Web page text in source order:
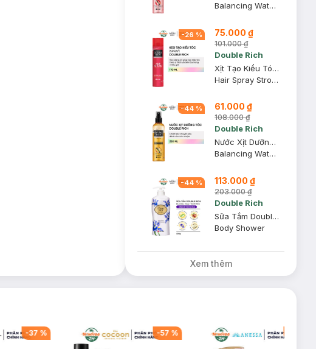
Balancing Water Double Repair UV Protection
-26 % 75.000 ₫
101.000 ₫
Double Rich
Xịt Tạo Kiểu Tóc Double Rich Giữ Tóc Cố Định 170ml
Hair Spray Strong Hold
-44 % 61.000 ₫
108.000 ₫
Double Rich
Nước Xịt Dưỡng Tóc Double Rich Chuyên Sâu Cho Tóc Nhuộm 250ml
Balancing Water Extra Double Repair Color Protection
-44 % 113.000 ₫
203.000 ₫
Double Rich
Sữa Tắm Double Rich Dreamy Romance Hương Hoa Iris 800g
Body Shower
Xem thêm
-37 % -57 %